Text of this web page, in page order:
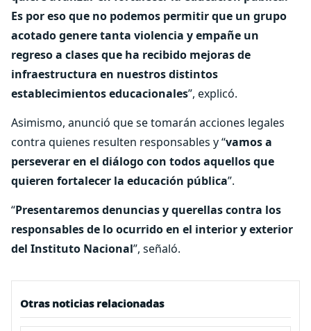
Es por eso que no podemos permitir que un grupo
acotado genere tanta violencia y empañe un
regreso a clases que ha recibido mejoras de
infraestructura en nuestros distintos
establecimientos educacionales”, explicó.
Asimismo, anunció que se tomarán acciones legales
contra quienes resulten responsables y “vamos a
perseverar en el diálogo con todos aquellos que
quieren fortalecer la educación pública”.
“Presentaremos denuncias y querellas contra los
responsables de lo ocurrido en el interior y exterior
del Instituto Nacional”, señaló.
Otras noticias relacionadas